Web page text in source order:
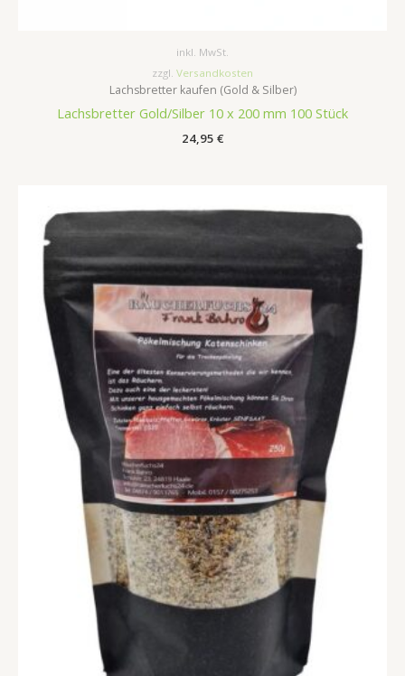
inkl. MwSt.
zzgl. Versandkosten
Lachsbretter kaufen (Gold & Silber)
Lachsbretter Gold/Silber 10 x 200 mm 100 Stück
24,95 €